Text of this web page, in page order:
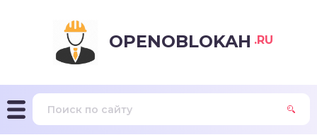
OPENOBLOKAH .RU